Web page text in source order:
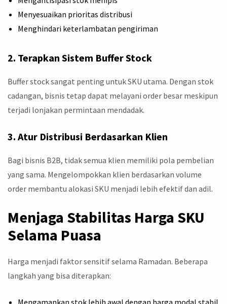
Menyesuaikan prioritas distribusi
Menghindari keterlambatan pengiriman
2. Terapkan Sistem Buffer Stock
Buffer stock sangat penting untuk SKU utama. Dengan stok
cadangan, bisnis tetap dapat melayani order besar meskipun
terjadi lonjakan permintaan mendadak.
3. Atur Distribusi Berdasarkan Klien
Bagi bisnis B2B, tidak semua klien memiliki pola pembelian
yang sama. Mengelompokkan klien berdasarkan volume
order membantu alokasi SKU menjadi lebih efektif dan adil.
Menjaga Stabilitas Harga SKU
Selama Puasa
Harga menjadi faktor sensitif selama Ramadan. Beberapa
langkah yang bisa diterapkan:
Mengamankan stok lebih awal dengan harga modal stabil